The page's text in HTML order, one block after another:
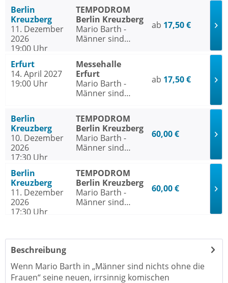
Berlin
Kreuzberg
11. Dezember
2026
19:00 Uhr
TEMPODROM
Berlin Kreuzberg
Mario Barth -
Männer sind
Frauen
ab 17,50 €
Erfurt
14. April 2027
19:00 Uhr
Messehalle
Erfurt
Mario Barth -
Männer sind
ab 17,50 €
Berlin
Kreuzberg
10. Dezember
2026
17:30 Uhr
TEMPODROM
Berlin Kreuzberg
Mario Barth -
Männer sind
60,00 €
Berlin
Kreuzberg
11. Dezember
2026
17:30 Uhr
TEMPODROM
Berlin Kreuzberg
Mario Barth -
Männer sind
60,00 €
Beschreibung
Wenn Mario Barth in „Männer sind nichts ohne die
Frauen“ seine neuen, irrsinnig komischen